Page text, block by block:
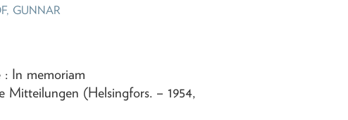
GUNNAR
: In memoriam
Mitteilungen (Helsingfors. – 1954,